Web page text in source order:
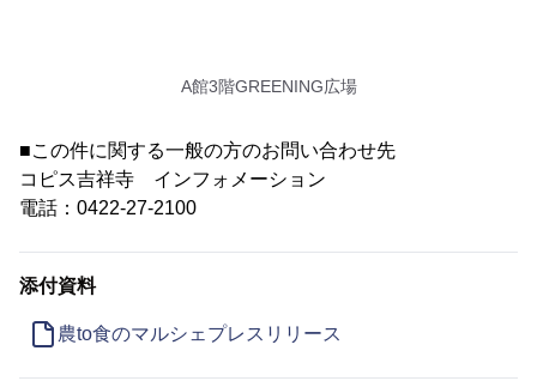
A館3階GREENING広場
■この件に関する一般の方のお問い合わせ先
コピス吉祥寺 インフォメーション
電話：0422-27-2100
添付資料
農to食のマルシェプレスリリース